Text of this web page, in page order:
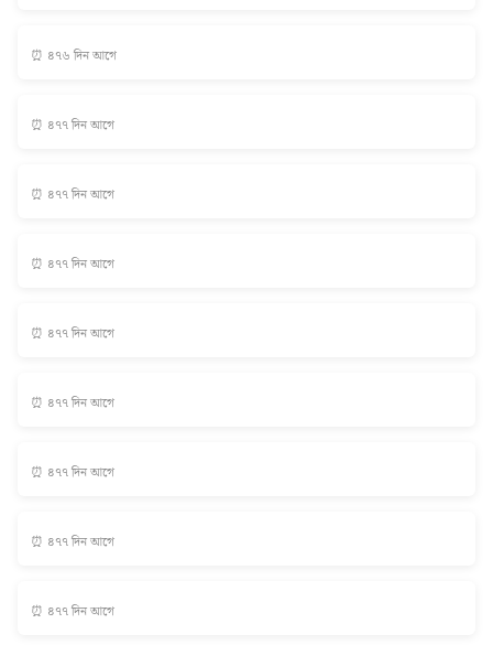
⏰ ৪৭৬ দিন আগে
⏰ ৪৭৭ দিন আগে
⏰ ৪৭৭ দিন আগে
⏰ ৪৭৭ দিন আগে
⏰ ৪৭৭ দিন আগে
⏰ ৪৭৭ দিন আগে
⏰ ৪৭৭ দিন আগে
⏰ ৪৭৭ দিন আগে
⏰ ৪৭৭ দিন আগে